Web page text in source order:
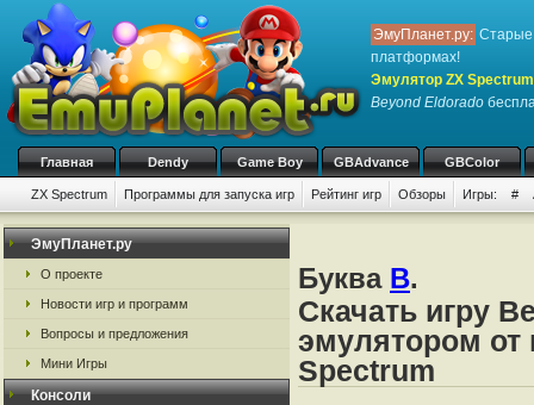
ЭмуПланет.ру: Старые
платформах!
Эмулятор ZX
Beyond Eldorado
Главная Dendy Game Boy GBAdvance GBColor
ZX Spectrum Программы для запуска игр Рейтинг игр Обзоры Игры: #
ЭмуПланет.ру
О проекте
Новости игр и программ
Вопросы и предложения
Мини Игры
Консоли
Буква B.
Скачать игру
эмулятором от
Spectrum